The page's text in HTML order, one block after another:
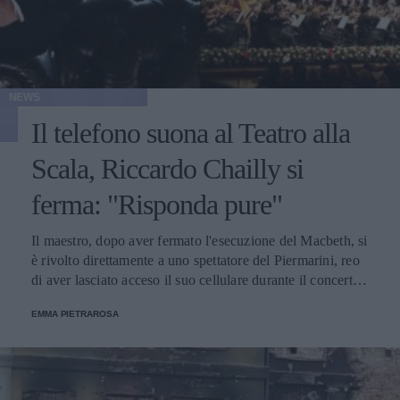
Il telefono suona al Teatro alla
Scala, Riccardo Chailly si
ferma: "Risponda pure"
Il maestro, dopo aver fermato l'esecuzione del Macbeth, si
è rivolto direttamente a uno spettatore del Piermarini, reo
di aver lasciato acceso il suo cellulare durante il concerto:
possibile".
EMMA PIETRAROSA